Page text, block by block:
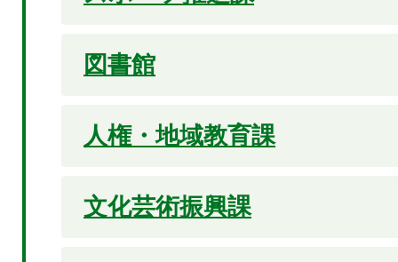
図書館
人権・地域教育課
文化芸術振興課